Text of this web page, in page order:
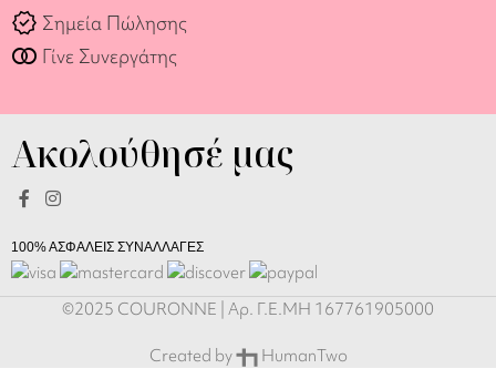
verified Σημεία Πώλησης
join_full Γίνε Συνεργάτης
Ακολούθησέ μας
100% ΑΣΦΑΛΕΙΣ ΣΥΝΑΛΛΑΓΕΣ
©2025 COURONNE | Αρ. Γ.Ε.ΜΗ 167761905000
Created by HumanTwo